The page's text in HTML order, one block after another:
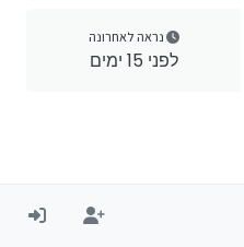
נראה לאחרונה
לפני 15 ימים